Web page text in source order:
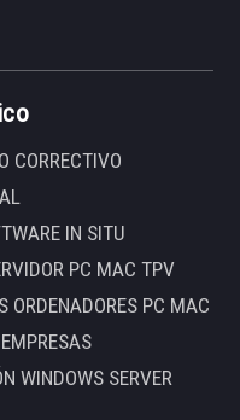
CORRECTIVO
IN SITU
PC MAC TPV
ORDENADORES PC MAC
WINDOWS SERVER